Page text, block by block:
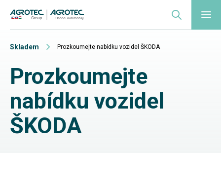
Skladem Prozkoumejte nabídku vozidel ŠKODA
Prozkoumejte
nabídku vozidel
ŠKODA